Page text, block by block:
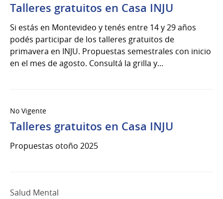
Talleres gratuitos en Casa INJU
Si estás en Montevideo y tenés entre 14 y 29 años
podés participar de los talleres gratuitos de
primavera en INJU. Propuestas semestrales con inicio
en el mes de agosto. Consultá la grilla y...
No Vigente
Talleres gratuitos en Casa INJU
Propuestas otoño 2025
Salud Mental